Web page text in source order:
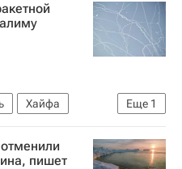
РФ
Еще 1
Хайфа
пишет